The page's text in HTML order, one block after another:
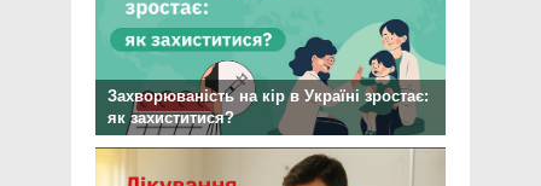
Захворюваність на кір в Україні зростає:
як захиститися?